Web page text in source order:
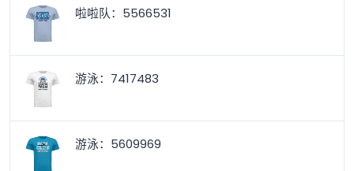
啦啦队：5566531
游泳：7417483
游泳：5609969